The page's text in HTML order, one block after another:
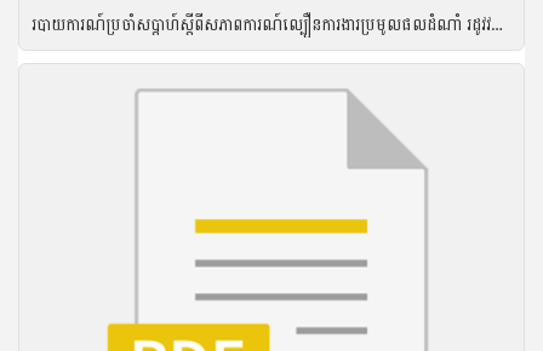
របាយការណ៍ប្រចាំសប្តាហ៍ស្តីពីសភាពការណ៍ល្បឿនការងារប្រមូលផលដំណាំ រដូវវស្សា ឆ្នាំ២០១៦ និងល្បឿនការងារបង្កបង្កើនផលដំណាំរដូវប្រាំងឆ្នាំ ២០១៦